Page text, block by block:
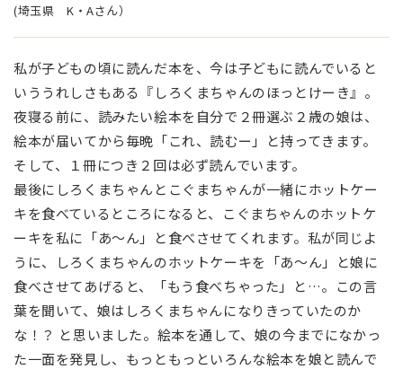
(埼玉県 K・Aさん）
私が子どもの頃に読んだ本を、今は子どもに読んでいると
いううれしさもある『しろくまちゃんのほっとけーき』。
夜寝る前に、読みたい絵本を自分で２冊選ぶ２歳の娘は、
絵本が届いてから毎晩「これ、読むー」と持ってきます。
そして、１冊につき２回は必ず読んでいます。
最後にしろくまちゃんとこぐまちゃんが一緒にホットケー
キを食べているところになると、こぐまちゃんのホットケ
ーキを私に「あ〜ん」と食べさせてくれます。私が同じよ
うに、しろくまちゃんのホットケーキを「あ〜ん」と娘に
食べさせてあげると、「もう食べちゃった」と…。この言
葉を聞いて、娘はしろくまちゃんになりきっていたのか
な！？ と思いました。絵本を通して、娘の今までになかっ
た一面を発見し、もっともっといろんな絵本を娘と読んで